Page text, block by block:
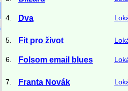
4. Dva
5. Fit pro život
6. Folsom email blues
7. Franta Novák